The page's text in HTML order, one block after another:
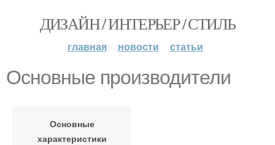
ДИЗАЙН / ИНТЕРЬЕР / СТИЛЬ
главная новости статьи
Основные производители
Основные
характеристики